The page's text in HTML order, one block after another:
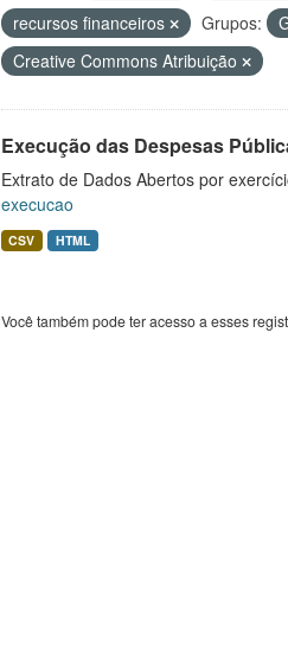
recursos financeiros
Grupos:
Creative Commons Atribuição
Execução das Despesas
Extrato de Dados Abertos por
execucao
CSV HTML
Você também pode ter acesso a esses